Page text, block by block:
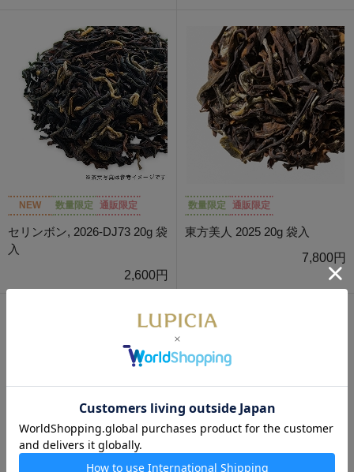
NEW 数量限定 通販限定
セリンボン, 2026-DJ73 20g 袋
入
2,600円
数量限定 通販限定
東方美人 2025 20g 袋入
7,800円